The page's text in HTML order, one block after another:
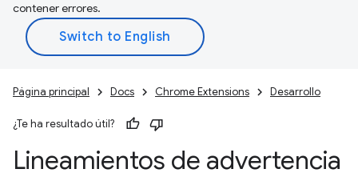
contener errores.
Página principal Docs Chrome Extensions Desarrollo
¿Te ha resultado útil?
Lineamientos de advertencia